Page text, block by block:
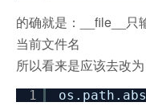
的确就是：__file__只
当前文件名
所以看来是应该去改为
1